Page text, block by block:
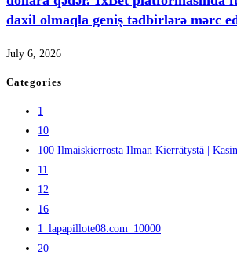
daxil olmaqla geniş tədbirlərə mərc
July 6, 2026
Categories
1
10
100 Ilmaiskierrosta Ilman Kierrätystä |
11
12
16
1_lapapillote08.com_10000
20